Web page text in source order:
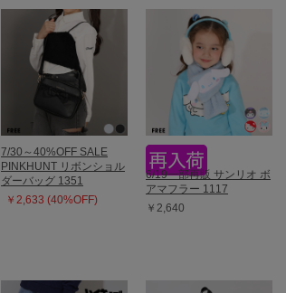
7/30～40%OFF SALE
PINKHUNT リボンショル
ダーバッグ 1351
￥2,633 (40%OFF)
6/19一部再販 サンリオ ボ
アマフラー 1117
￥2,640